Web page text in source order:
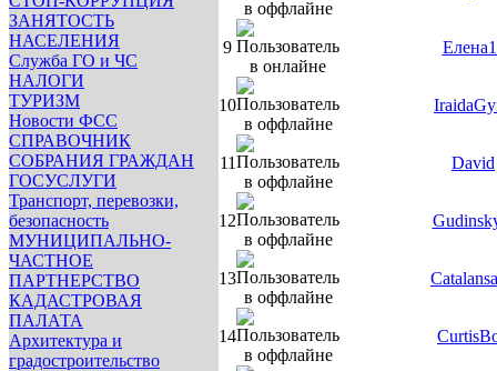
ЗАНЯТОСТЬ
НАСЕЛЕНИЯ
Служба ГО и ЧС
НАЛОГИ
ТУРИЗМ
Новости ФСС
СПРАВОЧНИК
СОБРАНИЯ ГРАЖДАН
ГОСУСЛУГИ
Транспорт, перевозки,
безопасность
МУНИЦИПАЛЬНО-
ЧАСТНОЕ
ПАРТНЕРСТВО
КАДАСТРОВАЯ
ПАЛАТА
Архитектура и
градостроительство
9
10
11 David
12
13
14